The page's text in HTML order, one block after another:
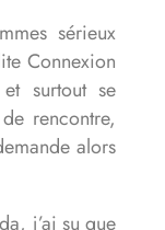
sérieux
Connexion
surtout se
rencontre,
alors
j’ai su que